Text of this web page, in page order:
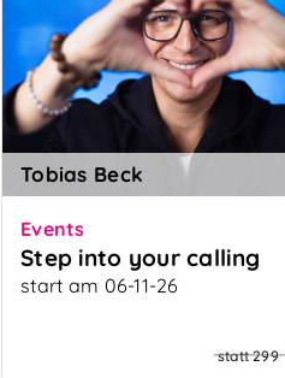
Tobias Beck
Events
Step into your calling
start am 06-11-26
statt 299